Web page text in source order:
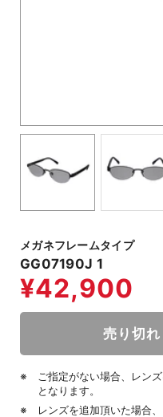
メガネフレームタイプ
GG07190J 1
ご指定がない場合、レン
となります。
レンズを追加頂いた場合